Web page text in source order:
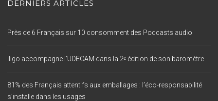
DERNIERS ARTICLES
Près de 6 Français sur 10 consomment des Podcasts audio
iligo accompagne l’UDECAM dans la 2ᵉ édition de son baromètre
81% des Français attentifs aux emballages : l’éco-responsabilité
s’installe dans les usages